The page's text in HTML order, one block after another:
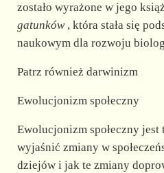
zostało wyrażone w jego
gatunków, która stała się
naukowym dla rozwoju
Patrz również darwinizm
Ewolucjonizm społeczny
Ewolucjonizm społeczny jest
wyjaśnić zmiany w
dziejów i jak te zmiany